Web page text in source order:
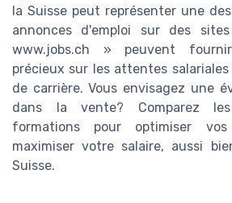
la Suisse peut représenter une
annonces d'emploi sur des
www.jobs.ch » peuvent
précieux sur les attentes
de carrière. Vous envisagez une
dans la vente? Comparez
formations pour optimiser
maximiser votre salaire, aussi
Suisse.